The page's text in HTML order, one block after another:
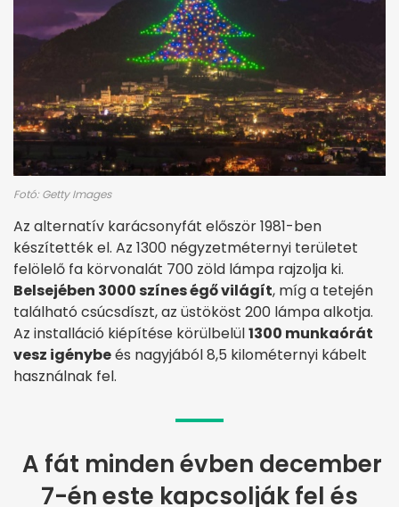
Fotó: Getty Images
Az alternatív karácsonyfát először 1981-ben
készítették el. Az 1300 négyzetméternyi területet
felölelő fa körvonalát 700 zöld lámpa rajzolja ki.
Belsejében 3000 színes égő világít, míg a tetején
található csúcsdíszt, az üstököst 200 lámpa alkotja.
Az installáció kiépítése körülbelül1300 munkaórát
vesz igénybeés nagyjából 8,5 kilométernyi kábelt
használnak fel.
A fát minden évben december
7-én este kapcsolják fel és